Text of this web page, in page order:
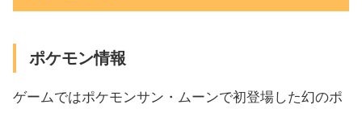
ポケモン情報
ゲームではポケモンサン・ムーンで初登場した幻のポ